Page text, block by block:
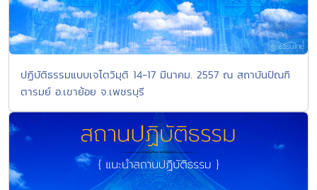
ปฏิบัติธรรมแบบเจโตวิมุติ 14-17 มีนาคม. 2557 ณ สถาบันปัณฑิ
ตารมย์ อ.เขาย้อย จ.เพชรบุรี